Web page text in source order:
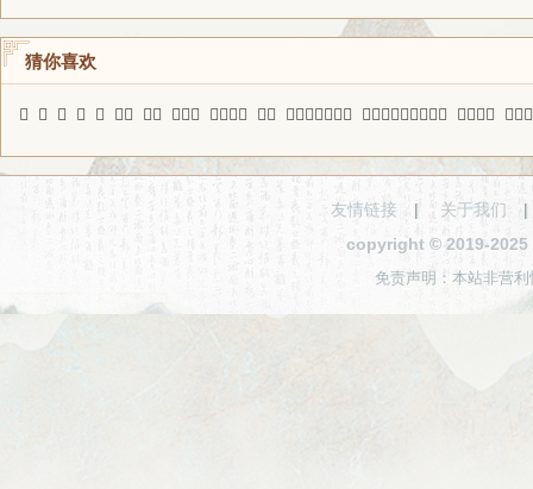
猜你喜欢
𠧪 凌 𩃰 鏚 飞 攻禜 致电 美术家 愤不顾身 直名 一尺水，百丈波 视而弗见，听而弗闻 老虎屁股 瘦骨
友情链接 | 关于我们
copyright © 2019-2025
免责声明：本站非营